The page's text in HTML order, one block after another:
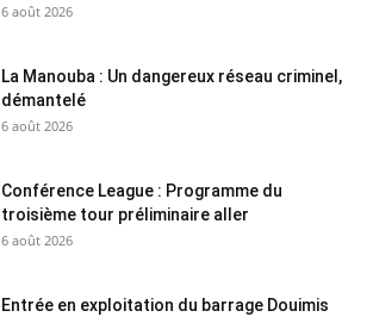
6 août 2026
La Manouba : Un dangereux réseau criminel,
démantelé
6 août 2026
Conférence League : Programme du
troisième tour préliminaire aller
6 août 2026
Entrée en exploitation du barrage Douimis